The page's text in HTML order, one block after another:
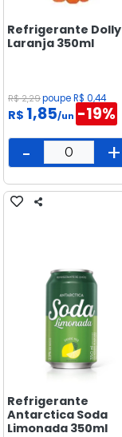
Refrigerante Dolly
Laranja 350ml
R$ 2,29poupe R$ 0,44
R$ 1,85/un -19%
- +
Refrigerante
Antarctica Soda
Limonada 350ml